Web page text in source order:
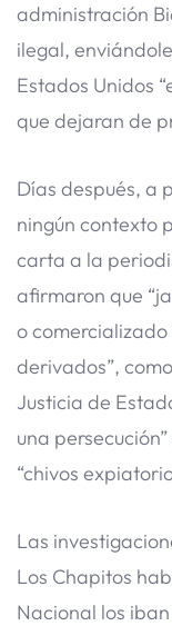
administración
ilegal,
Estados Unidos
que dejaran de
Días después, a
ningún contexto
carta a la
afirmaron que
o comercializado
derivados”,
Justicia de
una
“chivos
Las
Los Chapitos
Nacional los